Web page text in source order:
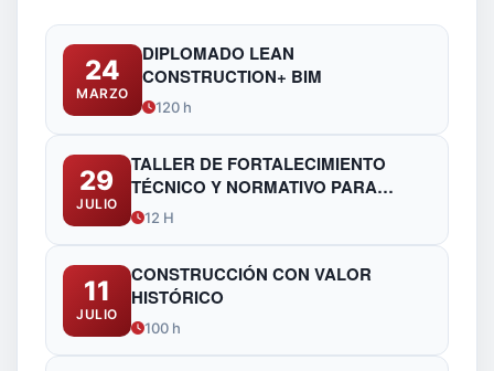
24
MARZO
DIPLOMADO LEAN
CONSTRUCTION+ BIM
120 h
29
JULIO
TALLER DE FORTALECIMIENTO
TÉCNICO Y NORMATIVO PARA
FUNCIONARIOS DE OBRAS
12 H
11
JULIO
CONSTRUCCIÓN CON VALOR
HISTÓRICO
100 h